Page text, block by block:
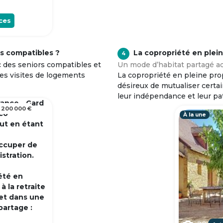
compatibles ?
des seniors compatibles et
visites de logements
- Gard
en étant
de
en
la retraite
dans une
:
000 €
4
La copropriété en
Un mode d’habitat partagé
La copropriété en pleine
désireux de mutualiser
leur indépendance et leur
À la une